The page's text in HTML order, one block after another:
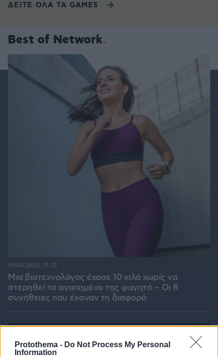
Protothema - Do Not Process My Personal
Information
ΔΕΙΤΕ ΟΛΑ ΤΑ GAMES
Best of Network
Μια βιοτεχνολόγος έχασε 10 κιλά χωρίς να
στερηθεί το αγαπημένο της φαγητό – Οι 8
συνήθειες που έκαναν τη διαφορά
09.08.2026, 15:35